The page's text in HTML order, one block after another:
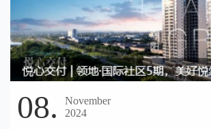
08.
November
2024